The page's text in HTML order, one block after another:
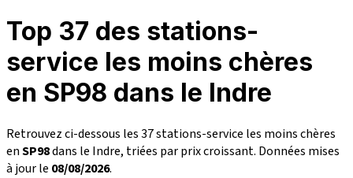
Top 37 des stations-
service les moins chères
en SP98 dans le Indre
Retrouvez ci-dessous les 37 stations-service les moins chères
enSP98dans le Indre, triées par prix croissant. Données mises
à jour le 08/08/2026.